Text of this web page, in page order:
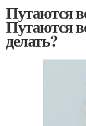
Путаются
Путаются
делать?